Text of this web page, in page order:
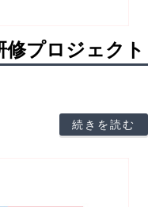
修プロジェクト
続きを読む